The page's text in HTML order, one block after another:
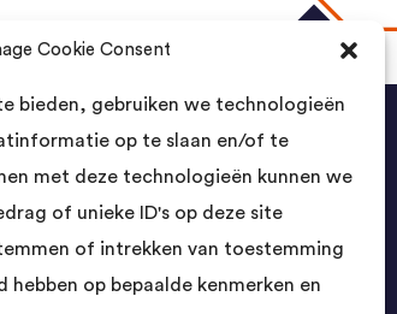
Cookie Consent
bieden, gebruiken we technologieën
op te slaan en/of te
met deze technologieën kunnen we
of unieke ID's op deze site
of intrekken van toestemming
hebben op bepaalde kenmerken en
International B.V.
5
Rijen